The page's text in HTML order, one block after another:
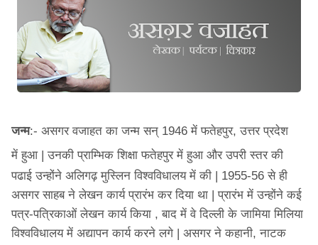
जन्म:- असगर वजाहत का जन्म सन् 1946 में फतेहपुर, उत्तर प्रदेश
मेंहुआ | उनकी प्राम्भिक शिक्षा फतेहपुर में हुआ और उपरी स्तर की
पढाई उन्होंने अलिगढ़मुस्लिन विश्वविधालय में की | 1955-56 से ही
असगर साहब ने लेखन कार्य प्रारंभ करदिया था | प्रारंभ में उन्होंने कई
पत्र-पत्रिकाओं लेखन कार्य किया , बाद में वेदिल्ली के जामिया मिलिया
विश्वविधालय में अद्यापन कार्य करने लगे | असगर ने कहानी,नाटक